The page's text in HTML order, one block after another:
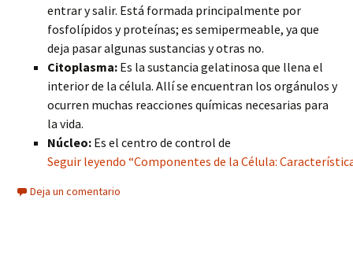
entrar y salir. Está formada principalmente por
fosfolípidos y proteínas; es semipermeable, ya que
deja pasar algunas sustancias y otras no.
Citoplasma: Es la sustancia gelatinosa que llena el
interior de la célula. Allí se encuentran los orgánulos y
ocurren muchas reacciones químicas necesarias para
la vida.
Núcleo: Es el centro de control de
Seguir leyendo “Componentes de la Célula:
Deja un comentario